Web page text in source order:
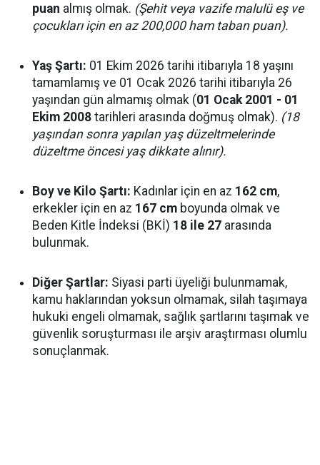
puan almış olmak. (Şehit veya vazife malulü eş ve
çocukları için en az 200,000 ham taban puan).
Yaş Şartı: 01 Ekim 2026 tarihi itibarıyla 18 yaşını
tamamlamış ve 01 Ocak 2026 tarihi itibarıyla 26
yaşından gün almamış olmak (01 Ocak 2001 - 01
Ekim 2008 tarihleri arasında doğmuş olmak). (18
yaşından sonra yapılan yaş düzeltmelerinde
düzeltme öncesi yaş dikkate alınır).
Boy ve Kilo Şartı: Kadınlar için en az 162 cm,
erkekler için en az 167 cm boyunda olmak ve
Beden Kitle İndeksi (BKİ) 18 ile 27 arasında
bulunmak.
Diğer Şartlar: Siyasi parti üyeliği bulunmamak,
kamu haklarından yoksun olmamak, silah taşımaya
hukuki engeli olmamak, sağlık şartlarını taşımak ve
güvenlik soruşturması ile arşiv araştırması olumlu
sonuçlanmak.